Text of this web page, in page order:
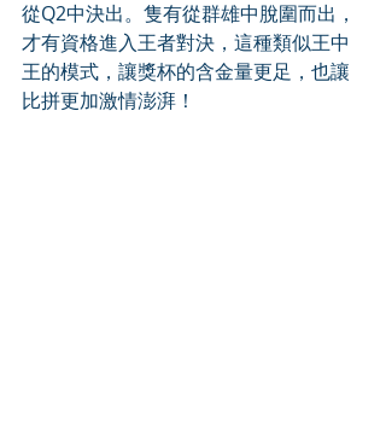
從Q2中決出。隻有從群雄中脫圍而出，
才有資格進入王者對決，這種類似王中
王的模式，讓獎杯的含金量更足，也讓
比拼更加激情澎湃！